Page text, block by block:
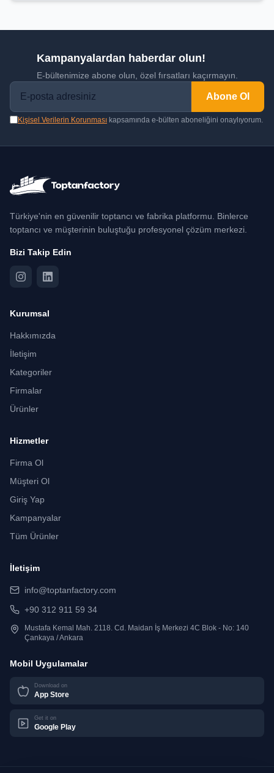
Kampanyalardan haberdar olun!
E-bültenimize abone olun, özel fırsatları kaçırmayın.
Abone Ol
Kişisel Verilerin Korunması kapsamında e-bülten aboneliğini onaylıyorum.
Türkiye'nin en güvenilir toptancı ve fabrika platformu. Binlerce
toptancı ve müşterinin buluştuğu profesyonel çözüm merkezi.
Bizi Takip Edin
Kurumsal
Hakkımızda
İletişim
Kategoriler
Firmalar
Ürünler
Hizmetler
Firma Ol
Müşteri Ol
Giriş Yap
Kampanyalar
Tüm Ürünler
İletişim
info@toptanfactory.com
+90 312 911 59 34
Mustafa Kemal Mah. 2118. Cd. Maidan İş Merkezi 4C Blok - No: 140
Çankaya / Ankara
Mobil Uygulamalar
Download on
App Store
Get it on
Google Play